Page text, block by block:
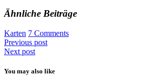
Ähnliche Beiträge
Karten 7 Comments
Previous post
Next post
You may also like